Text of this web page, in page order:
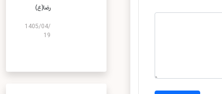
رضا(ع)
1405/04/
19